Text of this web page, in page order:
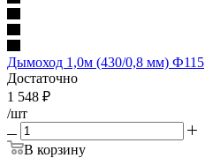
Дымоход 1,0м (430/0,8 мм) Ф115
Достаточно
1 548 ₽
/шт
В корзину